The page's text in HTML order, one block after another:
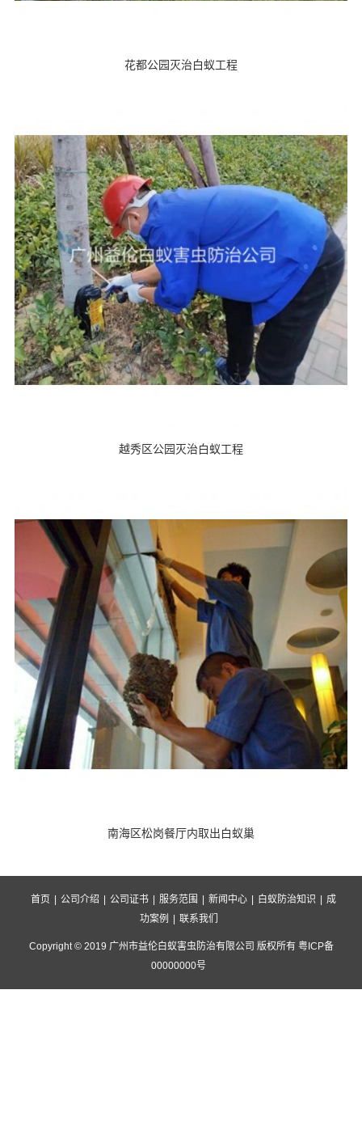
花都公园灭治白蚁工程
越秀区公园灭治白蚁工程
南海区松岗餐厅内取出白蚁巢
首页 公司介绍 公司证书 服务范围 新闻中心 白蚁防治知识
成
功案例
联系我们
Copyright © 2019 广州市益伦白蚁害虫防治有限公司 版权所有 粤ICP备
00000000号